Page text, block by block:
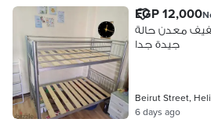
EGP 12,000
سرير دورين استعمال خفيف معدن حالة
جيدة جدا
Beirut Street,
6 days ago